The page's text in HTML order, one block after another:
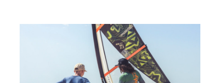
Активности
Вингфойлинг
Виндсерфинг